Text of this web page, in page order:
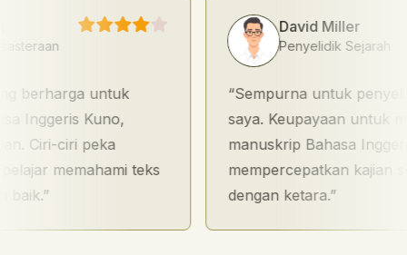
untuk
Kuno,
ciri peka
memahami teks
David Miller
Penyelidik Sejarah
Sempurna untuk
saya. Keupayaan untuk
manuskrip Bahasa Inggeris
mempercepatkan kajian
dengan ketara.